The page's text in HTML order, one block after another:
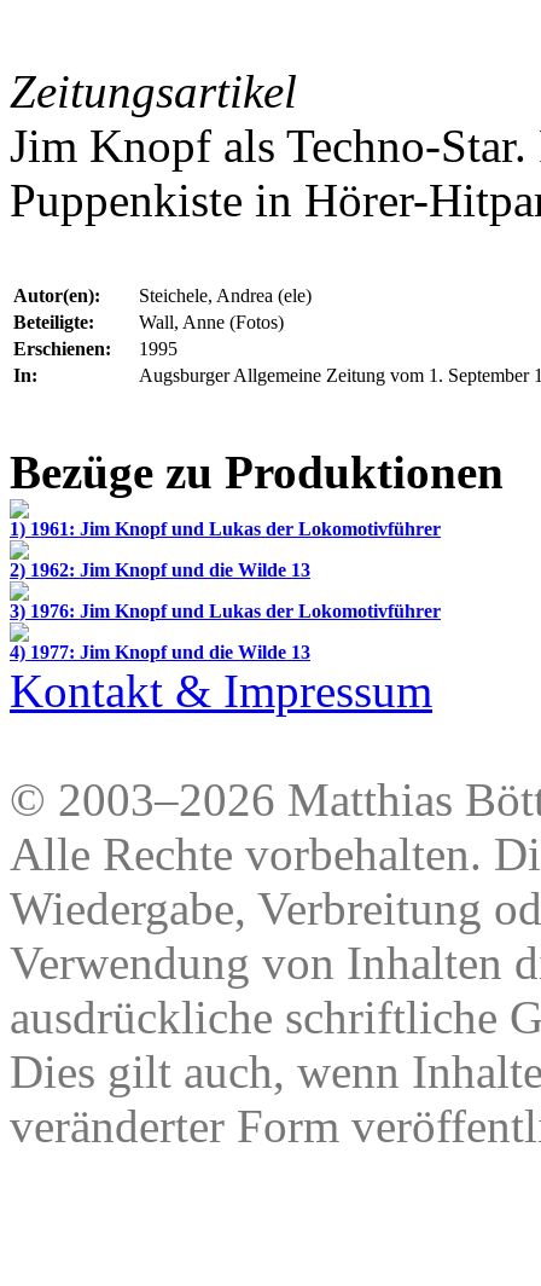
Zeitungsartikel
Jim Knopf als Techno-
Puppenkiste in Hörer-
Autor(en):
Steichele, Andrea (ele)
Beteiligte:
Wall, Anne (Fotos)
Erschienen:
1995
In:
Augsburger Allgemeine Zeitung vom 1. September
Bezüge zu Produktionen
1) 1961: Jim Knopf und Lukas der Lokomotivführer
2) 1962: Jim Knopf und die Wilde 13
3) 1976: Jim Knopf und Lukas der Lokomotivführer
4) 1977: Jim Knopf und die Wilde 13
Kontakt & Impressum
© 2003–2026 Matthias
Alle Rechte vorbehalten.
Wiedergabe, Verbreitung
Verwendung von Inhalten
ausdrückliche schriftliche
Dies gilt auch, wenn
veränderter Form